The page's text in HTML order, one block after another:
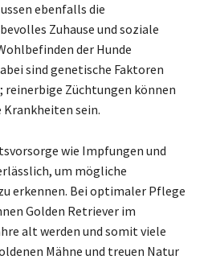
ebenfalls die
Zuhause und soziale
der Hunde
sind genetische Faktoren
reinerbige Züchtungen können
sein.
wie Impfungen und
um mögliche
erkennen. Bei optimaler Pflege
Golden Retriever im
alt werden und somit viele
Mähne und treuen Natur